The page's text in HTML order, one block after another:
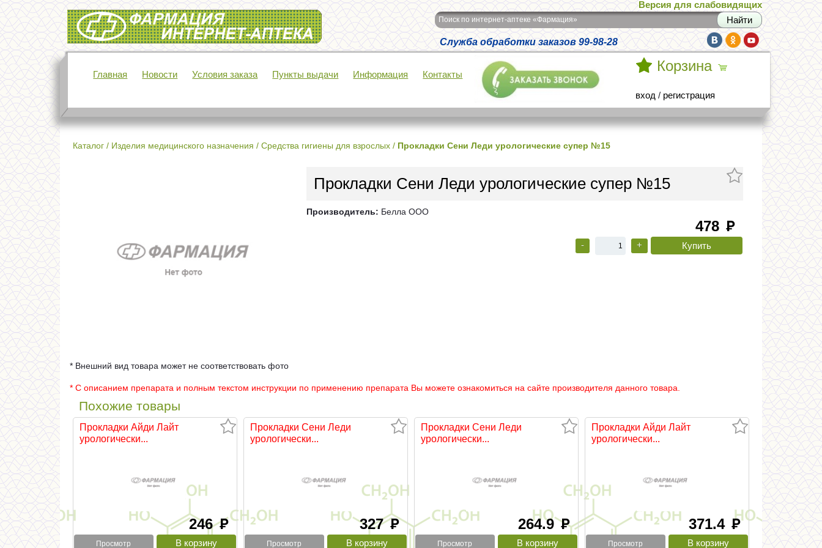
Интернет-аптека Фармация
Версия для слабовидящих
Поиск по интернет-аптеке «Фармация»
Служба обработки заказов 99-98-28
Главная Новости Условия заказа Пункты выдачи Информация Контакты
Корзина
вход / регистрация
Каталог / Изделия медицинского назначения / Средства гигиены для взрослых / Прокладки Сени Леди урологические супер №15
Прокладки Сени Леди урологические супер №15
Производитель: Белла ООО
478 руб
- +
* Внешний вид товара может не соответствовать фото
* С описанием препарата и полным текстом инструкции по применению препарата Вы можете ознакомиться на сайте производителя данного товара.
Похожие товары
Прокладки Айди Лайт
урологически...
246руб
Просмотр
Прокладки Сени Леди
урологически...
327руб
Просмотр
Прокладки Сени Леди
урологически...
264.9руб
Просмотр
Прокладки Айди Лайт
урологически...
371.4 руб
Просмотр